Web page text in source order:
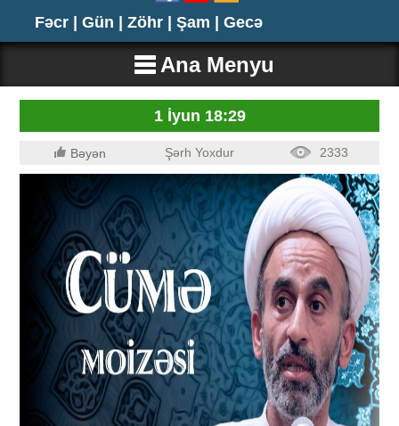
Fəcr | Gün | Zöhr | Şam | Gecə
Ana Menyu
1 İyun 18:29
Bəyən Şərh Yoxdur 2333